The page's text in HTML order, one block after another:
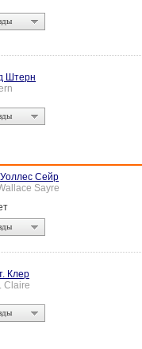
Штерн
Сейр
Sayre
Клер
Claire